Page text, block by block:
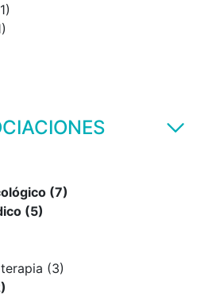
(1)
(1)
Asesoramiento psicológico (7)
Asesoramiento jurídico (5)
Rehabilitación y fisioterapia (3)
(2)